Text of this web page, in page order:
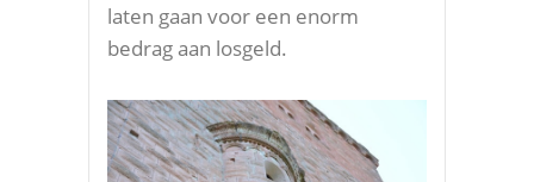
laten gaan voor een enorm
bedrag aan losgeld.